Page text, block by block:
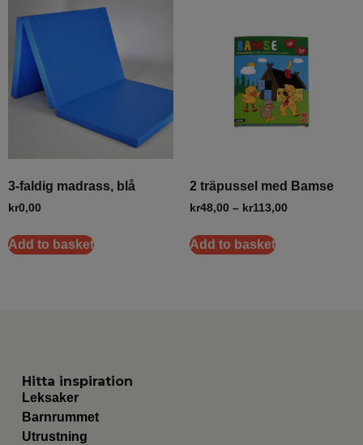
3-faldig madrass, blå
kr0,00
Add to basket
2 träpussel med Bamse
kr48,00 – kr113,00
Add to basket
Hitta inspiration
Leksaker
Barnrummet
Utrustning